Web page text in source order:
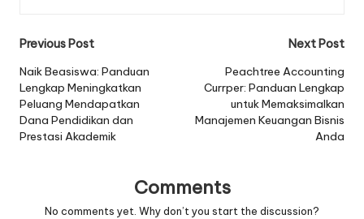
Post
navigation
Previous Post
Naik Beasiswa: Panduan
Lengkap Meningkatkan
Peluang Mendapatkan
Dana Pendidikan dan
Prestasi Akademik
Next Post
Peachtree Accounting
Currper: Panduan Lengkap
untuk Memaksimalkan
Manajemen Keuangan Bisnis
Anda
Comments
No comments yet. Why don’t you start the discussion?